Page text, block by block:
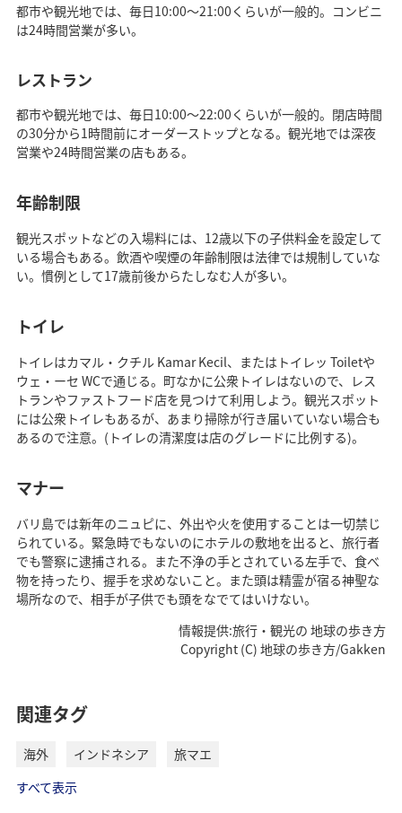
都市や観光地では、毎日10:00～21:00くらいが一般的。コンビニ
は24時間営業が多い。
レストラン
都市や観光地では、毎日10:00～22:00くらいが一般的。閉店時間
の30分から1時間前にオーダーストップとなる。観光地では深夜
営業や24時間営業の店もある。
年齢制限
観光スポットなどの入場料には、12歳以下の子供料金を設定して
いる場合もある。飲酒や喫煙の年齢制限は法律では規制していな
い。慣例として17歳前後からたしなむ人が多い。
トイレ
トイレはカマル・クチル Kamar Kecil、またはトイレッ Toiletや
ウェ・ーセ WCで通じる。町なかに公衆トイレはないので、レス
トランやファストフード店を見つけて利用しよう。観光スポット
には公衆トイレもあるが、あまり掃除が行き届いていない場合も
あるので注意。(トイレの清潔度は店のグレードに比例する)。
マナー
バリ島では新年のニュピに、外出や火を使用することは一切禁じ
られている。緊急時でもないのにホテルの敷地を出ると、旅行者
でも警察に逮捕される。また不浄の手とされている左手で、食べ
物を持ったり、握手を求めないこと。また頭は精霊が宿る神聖な
場所なので、相手が子供でも頭をなでてはいけない。
情報提供:旅行・観光の 地球の歩き方
Copyright (C) 地球の歩き方/Gakken
関連タグ
海外 インドネシア
旅マエ
すべて表示